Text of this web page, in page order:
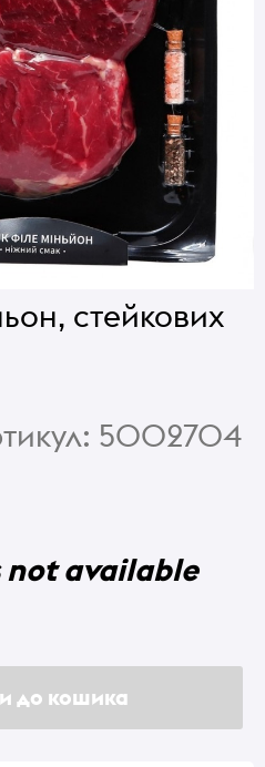
стейкових
5002704
not available
до кошика